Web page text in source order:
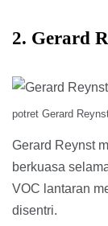
2. Gerard
potret Gerard
Gerard Reynst
berkuasa
VOC lantaran
disentri.